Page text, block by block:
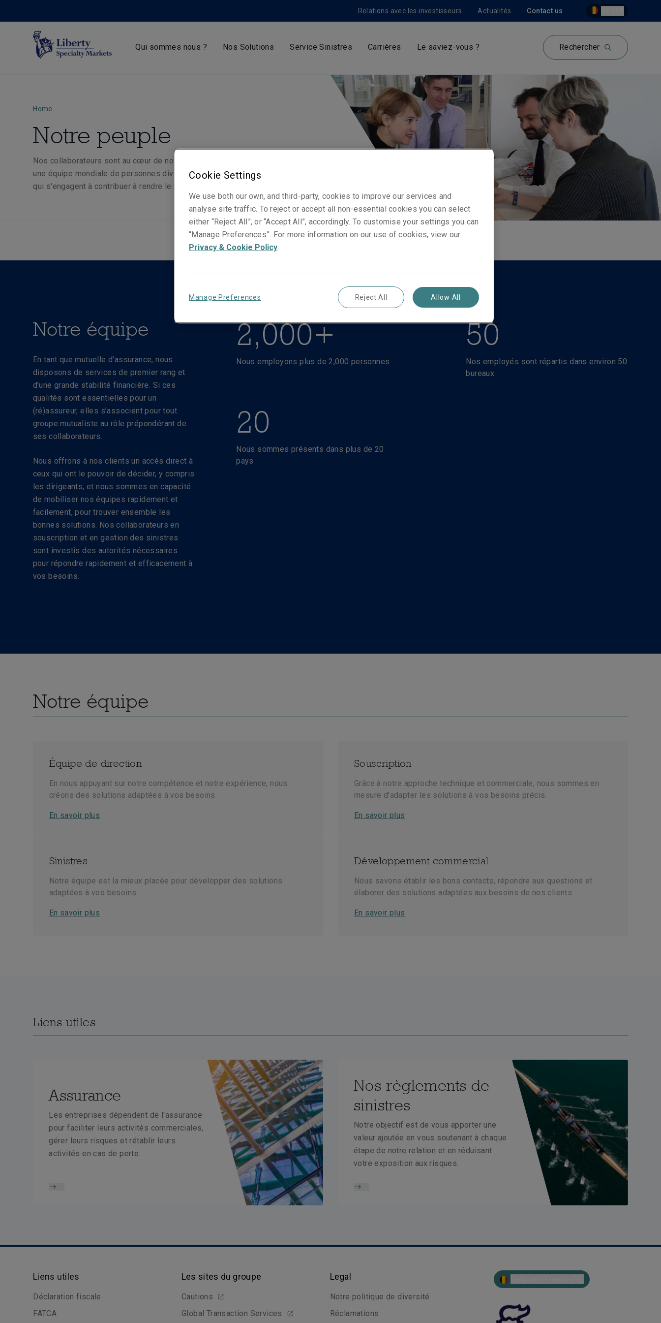
Contact us
Relations avec les investisseurs Actualités
Qui sommes nous ? Nos Solutions Service Sinistres Carrières Le saviez-vous ? Rechercher
Home
Notre peuple
Nos collaborateurs sont au cœur de notre organisation. Nous avons construit
une équipe mondiale de personnes diverses, passionnées et expérimentées
qui s'engagent à contribuer à rendre le monde plus sûr.
Notre équipe
En tant que mutuelle d’assurance, nous
disposons de services de premier rang et
d’une grande stabilité financière. Si ces
qualités sont essentielles pour un
(ré)assureur, elles s’associent pour tout
groupe mutualiste au rôle prépondérant de
ses collaborateurs.
Nous offrons à nos clients un accès direct à
ceux qui ont le pouvoir de décider, y compris
les dirigeants, et nous sommes en capacité
de mobiliser nos équipes rapidement et
facilement, pour trouver ensemble les
bonnes solutions. Nos collaborateurs en
souscription et en gestion des sinistres
sont investis des autorités nécessaires
pour répondre rapidement et efficacement à
vos besoins.
2,000+
Nous employons plus de 2,000 personnes
50
Nos employés sont répartis dans environ 50
bureaux
20
Nous sommes présents dans plus de 20
pays
Notre équipe
Équipe de direction
En nous appuyant sur notre compétence et notre expérience, nous
créons des solutions adaptées à vos besoins.
En savoir plus
Souscription
Grâce à notre approche technique et commerciale, nous sommes en
mesure d'adapter les solutions à vos besoins précis.
En savoir plus
Sinistres
Notre équipe est la mieux placée pour développer des solutions
adaptées à vos besoins.
En savoir plus
Développement commercial
Nous savons établir les bons contacts, répondre aux questions et
élaborer des solutions adaptées aux besoins de nos clients.
En savoir plus
Liens utiles
Assurance
Les entreprises dépendent de l'assurance
pour faciliter leurs activités commerciales,
gérer leurs risques et rétablir leurs
activités en cas de perte.
Nos règlements de
sinistres
Notre objectif est de vous apporter une
valeur ajoutée en vous soutenant à chaque
étape de notre relation et en réduisant
votre exposition aux risques.
Liens utiles
Déclaration fiscale
FATCA
Les sites du groupe
Cautions
Global Transaction Services
Legal
Notre politique de diversité
Réclamations
Cookie Settings
We use both our own, and third-party, cookies to improve our services and
analyse site traffic. To reject or accept all non-essential cookies you can select
either “Reject All”, or “Accept All”, accordingly. To customise your settings you can
“Manage Preferences”. For more information on our use of cookies, view our
Privacy & Cookie Policy.
Manage Preferences Reject All Allow All